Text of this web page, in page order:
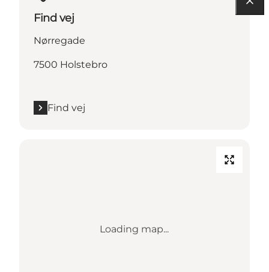
Find vej
Nørregade
7500 Holstebro
Find vej
Loading map...